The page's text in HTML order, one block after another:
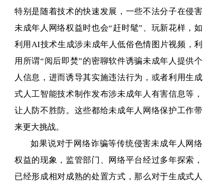
特别是随着技术的快速发展，一些不法分子在侵害
未成年人网络权益时也会“赶时髦”、玩新花样，如
利用AI技术生成涉未成年人低俗色情图片视频，利
用所谓“阅后即焚”的密聊软件诱骗未成年人提供个
人信息，进而诱导其实施违法行为，或者利用生成
式人工智能技术制作发布涉未成年人有害信息等，
让人防不胜防。这些都给未成年人网络保护工作带
来更大挑战。
如果说对于网络诈骗等传统侵害未成年人网络
权益的现象，监管部门、网络平台经过多年探索，
已经形成相对成熟的处置方式，那么对于生成式人